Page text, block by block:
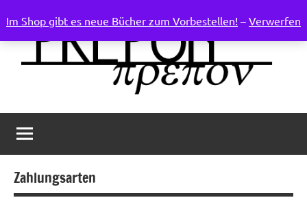
Im Shop gibt es neue Bücher zum Vorbestellen! – Verwerfen
Inhalt
Weltenruder
progressive
Phantastik
Zahlungsarten